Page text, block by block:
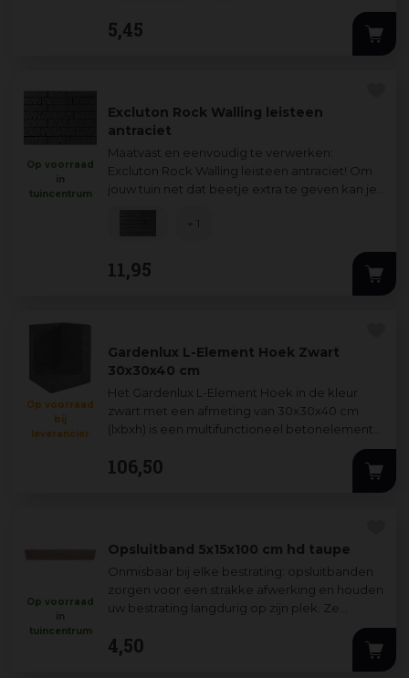
5,45
Excluton Rock Walling leisteen
antraciet
Maatvast en eenvoudig te verwerken:
Excluton Rock Walling leisteen antraciet! Om
jouw tuin net dat beetje extra te geven kan je
met de Excluton Rock Walling leisteen an
Op voorraad
in
tuincentrum
11,95
+ 1
Gardenlux L-Element Hoek Zwart
30x30x40 cm
Het Gardenlux L-Element Hoek in de kleur
zwart met een afmeting van 30x30x40 cm
(lxbxh) is een multifunctioneel betonelement
dat perfect is voor het creëren van stevige...
Op voorraad
bij
leverancier
106,50
Opsluitband 5x15x100 cm hd taupe
Onmisbaar bij elke bestrating: opsluitbanden
zorgen voor een strakke afwerking en houden
uw bestrating langdurig op zijn plek. Ze
Op voorraad
in
tuincentrum
4,50